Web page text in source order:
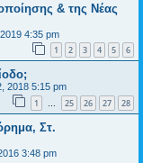
& της Νέας
4:35 pm
1 2 3 4 5 6
2018 5:15 pm
1 … 25 26 27 28
Στ.
3:48 pm